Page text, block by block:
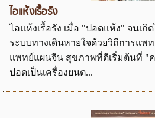
ไอแห้งเรื้อรัง
ไอแห้งเรื้อรัง เมื่อ "ปอดแห้ง" จนเ
ระบบทางเดินหายใจด้วยวิถีการแพ
แพทย์แผนจีน สุขภาพที่ดีเริ่มต้นที่ "
ปอดเป็นเครื่องยนต...